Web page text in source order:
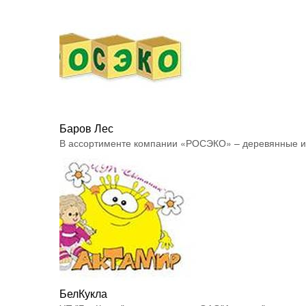
Баров Лес
В ассортименте компании «РОСЭКО» – деревянные
БелКукла